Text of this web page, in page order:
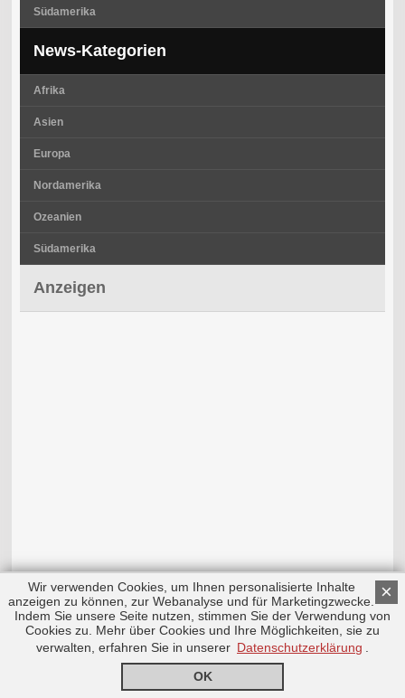
Südamerika
News-Kategorien
Afrika
Asien
Europa
Nordamerika
Ozeanien
Südamerika
Anzeigen
×
Wir verwenden Cookies, um Ihnen personalisierte Inhalte
anzeigen zu können, zur Webanalyse und für Marketingzwecke.
Indem Sie unsere Seite nutzen, stimmen Sie der Verwendung von
Cookies zu. Mehr über Cookies und Ihre Möglichkeiten, sie zu
verwalten, erfahren Sie in unserer Datenschutzerklärung
OK